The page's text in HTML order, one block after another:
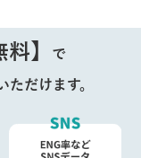
】 で
ただけます。